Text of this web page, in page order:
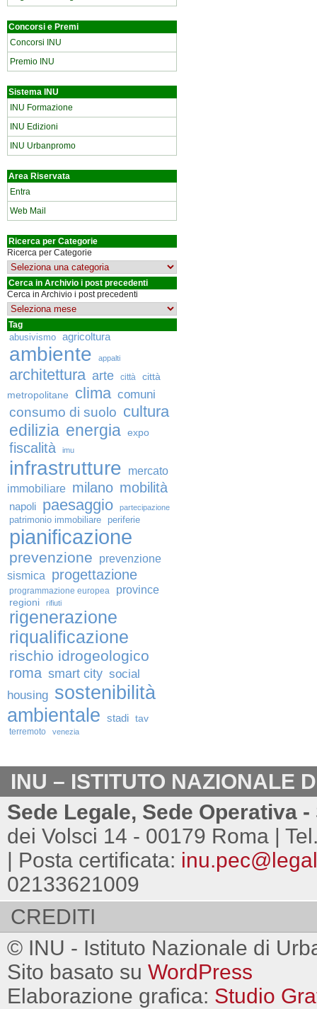
Concorsi e Premi
Concorsi INU
Premio INU
Sistema INU
INU Formazione
INU Edizioni
INU Urbanpromo
Area Riservata
Entra
Web Mail
Ricerca per Categorie
Ricerca per Categorie
Cerca in Archivio i post precedenti
Cerca in Archivio i post precedenti
Tag
abusivismo agricoltura
ambiente appalti
architettura arte città
città
metropolitane
clima comuni
consumo di suolo cultura
edilizia energia expo
fiscalità imu
infrastrutture
mercato
immobiliare milano mobilità
napoli paesaggio partecipazione
patrimonio immobiliare periferie
pianificazione
prevenzione
prevenzione
sismica
progettazione
programmazione europea province
regioni rifiuti
rigenerazione
riqualificazione
rischio idrogeologico
roma smart city social
housing sostenibilità
ambientale stadi tav
terremoto venezia
INU – ISTITUTO NAZIONALE
Sede Legale, Sede Operativa
dei Volsci 14 - 00179 Roma |
| Posta certificata:
02133621009
CREDITI
© INU - Istituto Nazionale di
Sito basato su WordPress
Elaborazione grafica: Studio